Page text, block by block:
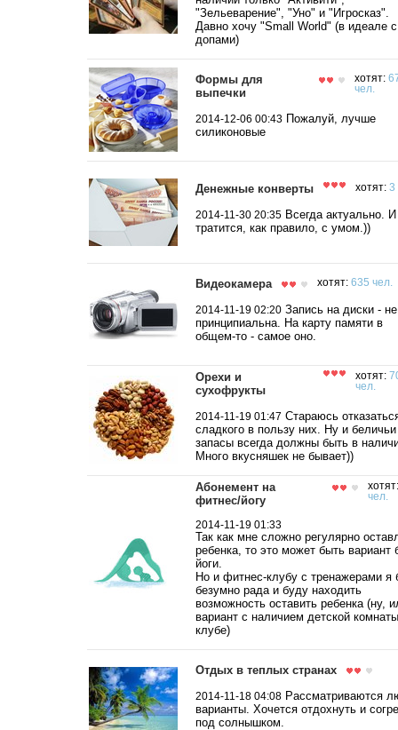
"Зельеварение", "Уно" и "Игросказ".
Давно хочу "Small World" (в идеале с
допами)
Формы для
выпечки
хотят:
чел.
2014-12-06 00:43 Пожалуй, лучше
силиконовые
Денежные конверты хотят: 3
2014-11-30 20:35 Всегда актуально. И
тратится, как правило, с умом.))
Видеокамера хотят: 635 чел.
2014-11-19 02:20 Запись на диски - не
принципиальна. На карту памяти в
общем-то - самое оно.
Орехи и
сухофрукты
хотят:
чел.
2014-11-19 01:47 Стараюсь
сладкого в пользу них. Ну и беличьи
запасы всегда должны быть в
Много вкусняшек не бывает))
Абонемент на
фитнес/йогу
чел.
2014-11-19 01:33
Так как мне сложно регулярно
ребенка, то это может быть вариант
йоги.
Но и фитнес-клубу с тренажерами я
безумно рада и буду находить
возможность оставить ребенка (ну,
вариант с наличием детской
клубе)
Отдых в теплых странах
2014-11-18 04:08 Рассматриваются
варианты. Хочется отдохнуть и
под солнышком.